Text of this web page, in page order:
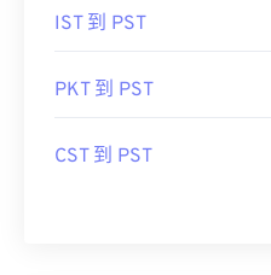
IST 到 PST
PKT 到 PST
CST 到 PST